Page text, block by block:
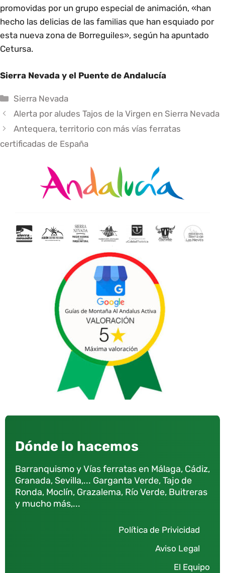
promovidas por un grupo especial de animación, «han
hecho las delicias de las familias que han esquiado por
esta nueva zona de Borreguiles», según ha apuntado
Cetursa.
Sierra Nevada y el Puente de Andalucía
Categorías
Sierra Nevada
Alerta por aludes Tajos de la Virgen en Sierra Nevada
Antequera, territorio con más vías ferratas
certificadas de España
Dónde lo hacemos
Barranquismo y Vías ferratas en Málaga, Cádiz,
Granada, Sevilla,... Garganta Verde, Tajo de
Ronda, Moclín, Grazalema, Río Verde, Buitreras
y mucho más,...
Política de Privicidad
Aviso Legal
El Equipo